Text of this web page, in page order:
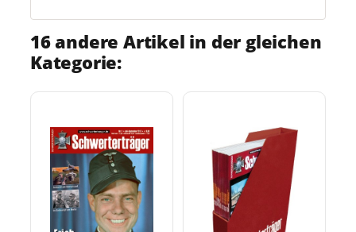
16 andere Artikel in der gleichen
Kategorie: